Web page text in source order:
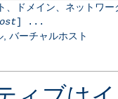
、ドメイン、ネットワー
] ...
バーチャルホスト